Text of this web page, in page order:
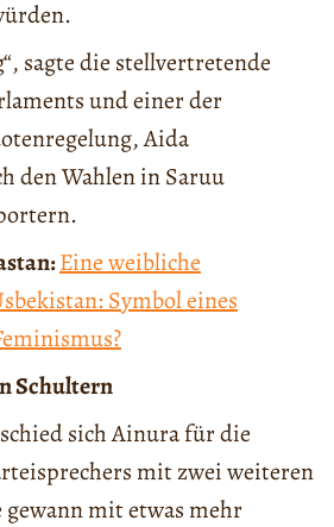
sagte die stellvertretende
und einer der
Aida
den Wahlen in Saruu
Eine weibliche
Symbol eines
Schultern
sich Ainura für die
mit zwei weiteren
mit etwas mehr